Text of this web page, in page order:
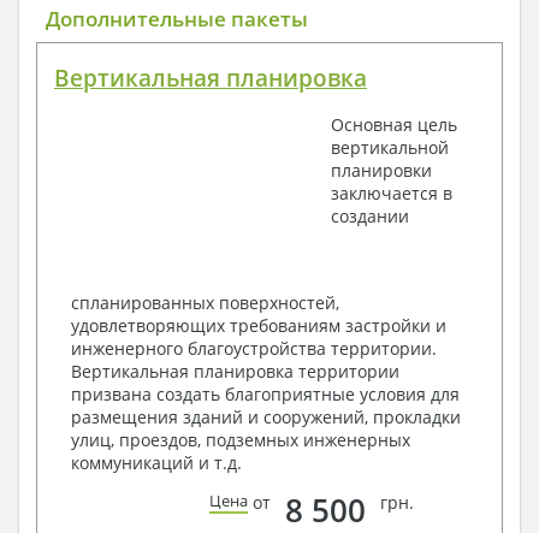
Общие данные по проекту
Поэтажные маркировочные планы с
Разрезы и состав конструкций
Фасады с ведомостью внешних отделок
Элементы проемов – спецификация
Ведомость перемычек – сечения и
Архитектурные узлы в конструкциях
2. Конструктивный раздел:
Общие данные по проекту
Схемы расположения и расчеты фундаментов
Элементы каркаса – схемы расположения
Схема расположения перекрытий
Опоры перекрытия на стены или Узлы
Элементы кровли – схемы расположения
Дополнительные пакеты
Вертикальная планировка
Основная цель
вертикальной
планировки
заключается в
создании
спланированных поверхностей,
удовлетворяющих требованиям застройки и
инженерного благоустройства территории.
Вертикальная планировка территории
призвана создать благоприятные условия для
размещения зданий и сооружений, прокладки
улиц, проездов, подземных инженерных
коммуникаций и т.д.
Цена от 8 500 грн.